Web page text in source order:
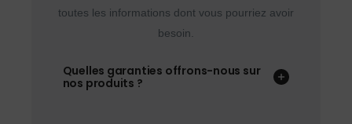
toutes les informations dont vous pourriez avoir
besoin.
Quelles garanties offrons-nous sur
nos produits ?